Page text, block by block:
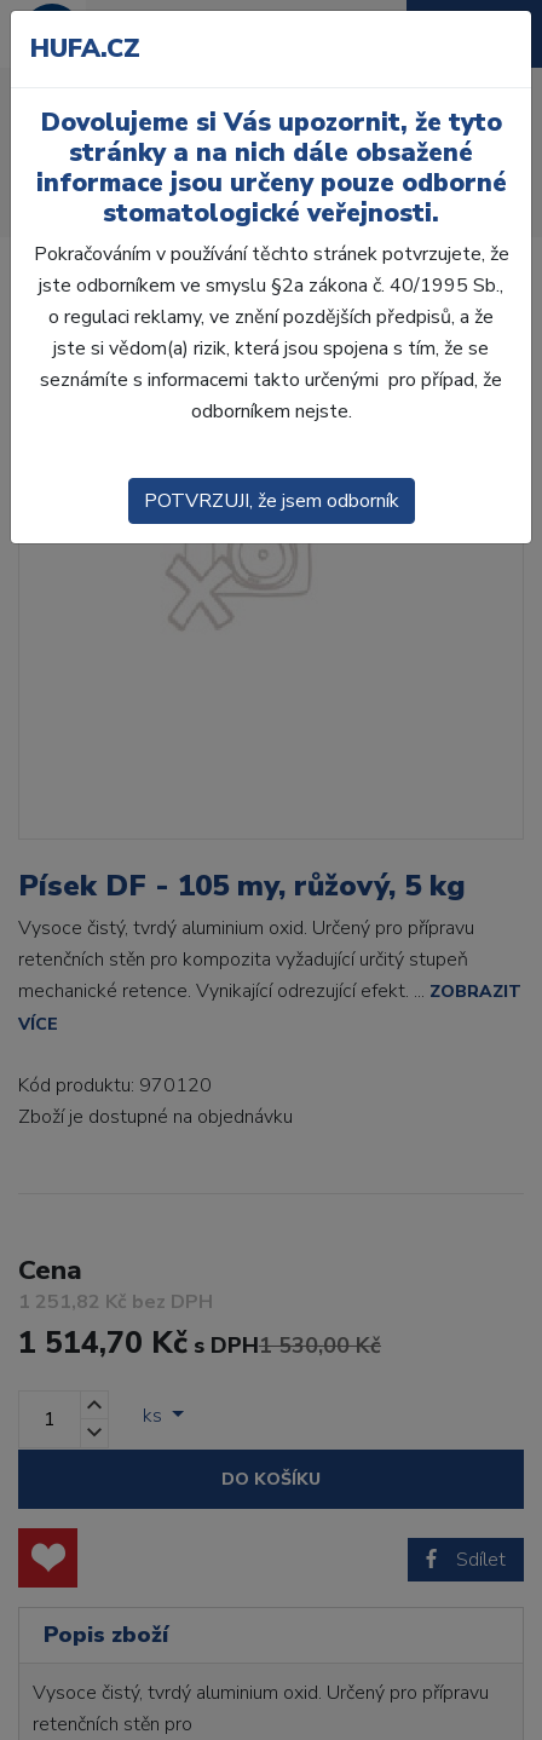
5 kg
Úvod Laboratoř Pískování
Písky
Písek DF - 105 my, růžový, 5 kg
Písek DF - 105 my, růžový, 5 kg
Vysoce čistý, tvrdý aluminium oxid. Určený pro přípravu
retenčních stěn pro kompozita vyžadující určitý stupeň
mechanické retence. Vynikající odrezující efekt. ... ZOBRAZIT
VÍCE
Kód produktu: 970120
Zboží je dostupné na objednávku
Cena
1 251,82 Kč bez DPH
1 514,70 Kč s DPH1 530,00 Kč
ks
DO KOŠÍKU
Sdílet
Popis zboží
Vysoce čistý, tvrdý aluminium oxid. Určený pro přípravu
retenčních stěn pro
HUFA.CZ
Dovolujeme si Vás upozornit, že tyto
stránky a na nich dále obsažené
informace jsou určeny pouze odborné
stomatologické veřejnosti.
Pokračováním v používání těchto stránek potvrzujete, že
jste odborníkem ve smyslu §2a zákona č. 40/1995 Sb.,
o regulaci reklamy, ve znění pozdějších předpisů, a že
jste si vědom(a) rizik, která jsou spojena s tím, že se
seznámíte s informacemi takto určenými pro případ, že
odborníkem nejste.
POTVRZUJI, že jsem odborník